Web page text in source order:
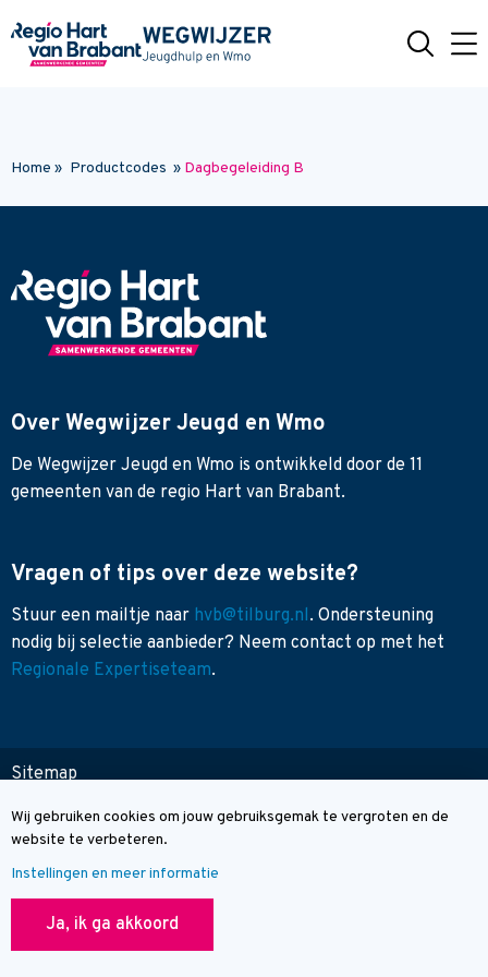
Cookie melding
Wij gebruiken cookies om jouw gebruiksgemak te vergroten en de
website te verbeteren.
Instellingen en meer informatie
Ja, ik ga akkoord
Home » Productcodes » Dagbegeleiding B
Over Wegwijzer Jeugd en Wmo
De Wegwijzer Jeugd en Wmo is ontwikkeld door de 11
gemeenten van de regio Hart van Brabant.
Vragen of tips over deze website?
Stuur een mailtje naar hvb@tilburg.nl. Ondersteuning
nodig bij selectie aanbieder? Neem contact op met het
Regionale Expertiseteam.
© Wegwijzer Hart van Brabant
Sitemap
Contact